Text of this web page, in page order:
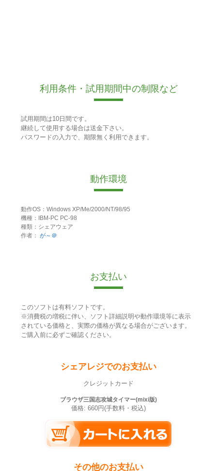
利用条件・試用期間中の制限など
試用期間は10日間です。
継続して使用する場合は送金下さい。
パスワードの入力で、期限無く利用できます。
動作環境
動作OS：Windows XP/Me/2000/NT/98/95
機種：IBM-PC PC-98
種類：シェアウェア
作者： が～＠
お支払い
このソフトは有料ソフトです。
※消費税の増税に伴い、ソフト詳細説明や動作環境等に表示
されている価格と、実際の価格が異なる場合がございます。
ご購入前に必ずご確認ください。
シェアレジでのお支払い
クレジットカード
ブラウザ三国志攻城タイマー(mixi版)
価格: 660円(手数料・税込)
その他のお支払い